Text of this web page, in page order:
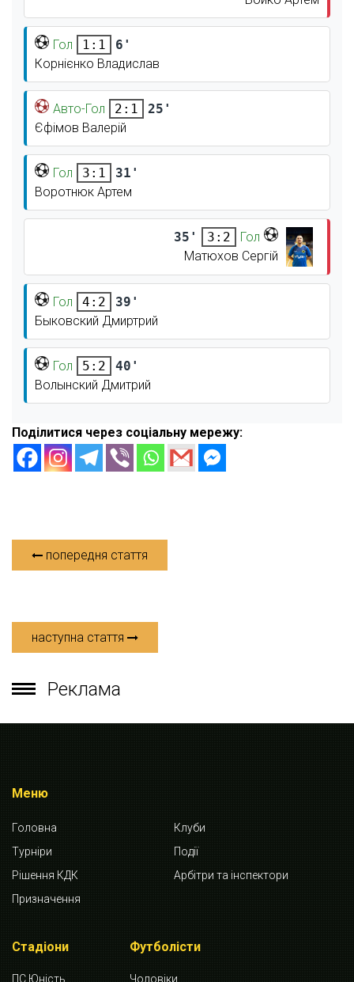
Гол 1:1
6'
Корнієнко Владислав
Авто-Гол 2:1
25'
Єфімов Валерій
Гол 3:1
31'
Воротнюк Артем
35' 3:2
Гол
Матюхов Сергій
Гол 4:2
39'
Быковский Дмиртрий
Гол 5:2
40'
Волынский Дмитрий
Поділитися через соціальну мережу:
попередня стаття
наступна стаття
Реклама
Меню
Головна
Клуби
Турніри
Події
Рішення КДК
Арбітри та інспектори
Призначення
Стадіони
ПС Юність
Футболісти
Чоловіки